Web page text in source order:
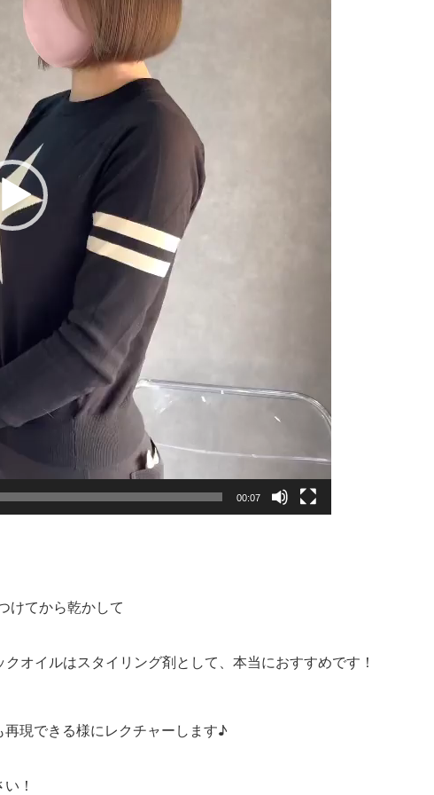
00:07
けてから乾かして
オイルはスタイリング剤として、本当におすすめです！
現できる様にレクチャーします♪
！